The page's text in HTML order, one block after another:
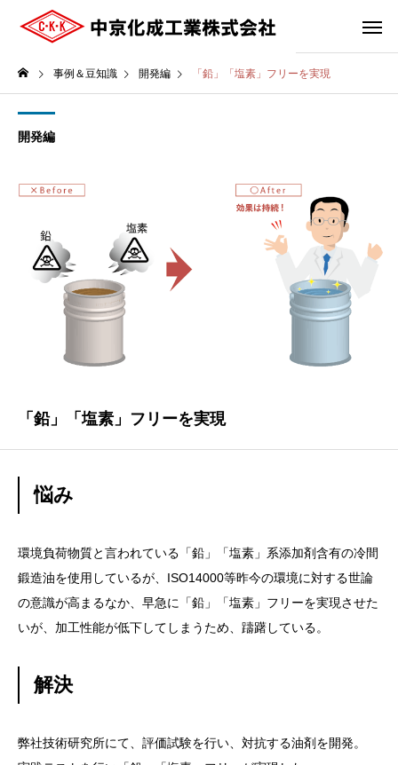
事例＆豆知識 開発編 「鉛」「塩素」フリーを実現
開発編
「鉛」「塩素」フリーを実現
悩み
環境負荷物質と言われている「鉛」「塩素」系添加剤含有の冷間
鍛造油を使用しているが、ISO14000等昨今の環境に対する世論
の意識が高まるなか、早急に「鉛」「塩素」フリーを実現させた
いが、加工性能が低下してしまうため、躊躇している。
解決
弊社技術研究所にて、評価試験を行い、対抗する油剤を開発。